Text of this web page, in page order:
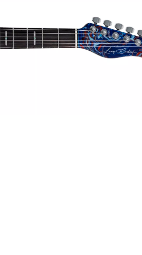
sich unsere Marken an